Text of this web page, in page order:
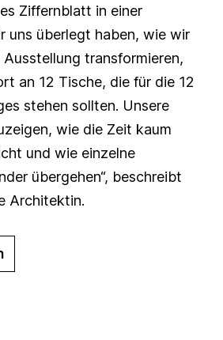
Ziffernblatt in einer
uns überlegt haben, wie wir
Ausstellung transformieren,
an 12 Tische, die für die 12
stehen sollten. Unsere
wie die Zeit kaum
und wie einzelne
übergehen“, beschreibt
Architektin.